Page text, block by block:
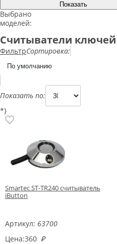
Выбрано
моделей:
Считыватели
ФильтрСортировка:
Показать по:
*}
Smartec ST-TR240 считыватель
iButton
Артикул: 63700
Цена:360 ₽